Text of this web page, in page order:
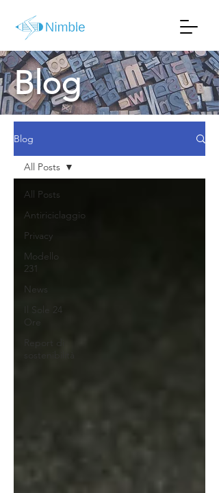
Blog
Blog
All Posts
Antiriciclaggio
Privacy
Modello
231
News
Il Sole 24
Ore
Report di
All Posts